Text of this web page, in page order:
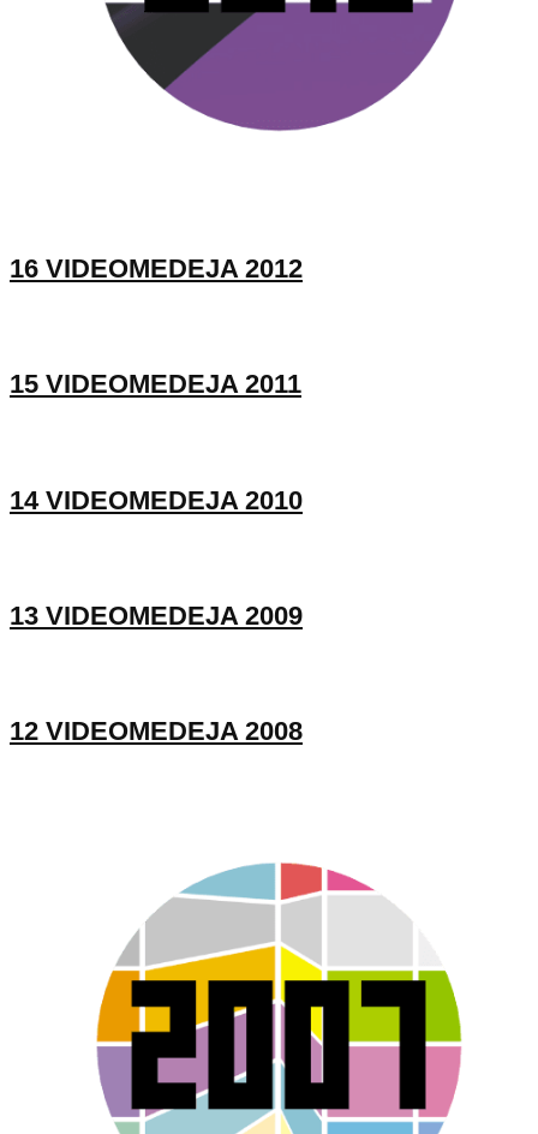
16 VIDEOMEDEJA 2012
15 VIDEOMEDEJA 2011
14 VIDEOMEDEJA 2010
13 VIDEOMEDEJA 2009
12 VIDEOMEDEJA 2008